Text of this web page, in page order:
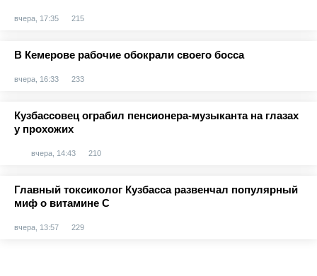
вчера, 17:35 215
В Кемерове рабочие обокрали своего босса
вчера, 16:33 233
Кузбассовец ограбил пенсионера-музыканта на глазах
у прохожих
вчера, 14:43 210
Главный токсиколог Кузбасса развенчал популярный
миф о витамине С
вчера, 13:57 229